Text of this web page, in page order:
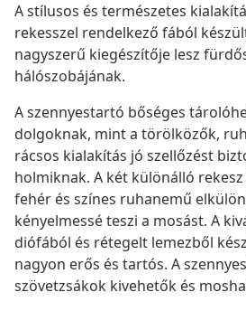
A stílusos és természetes
rekesszel rendelkező fából
nagyszerű kiegészítője lesz
hálószobájának.
A szennyestartó bőséges
dolgoknak, mint a törölközők,
rácsos kialakítás jó szellőzést
holmiknak. A két különálló
fehér és színes ruhanemű
kényelmessé teszi a mosást. A
diófából és rétegelt lemezből
nagyon erős és tartós. A
szövetzsákok kivehetők és